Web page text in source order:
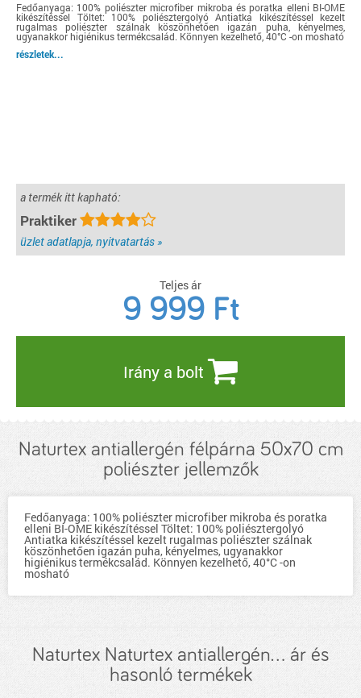
Fedőanyaga: 100% poliészter microfiber mikroba és poratka elleni BI-OME
kikészítéssel Töltet: 100% poliésztergolyó Antiatka kikészítéssel kezelt
rugalmas poliészter szálnak köszönhetően igazán puha, kényelmes,
ugyanakkor higiénikus termékcsalád. Könnyen kezelhető, 40°C -on mosható
részletek...
a termék itt kapható:
Praktiker
üzlet adatlapja, nyitvatartás »
Teljes ár
9 999 Ft
Irány a bolt
Naturtex antiallergén félpárna 50x70 cm
poliészter jellemzők
Fedőanyaga: 100% poliészter microfiber mikroba és poratka
elleni BI-OME kikészítéssel Töltet: 100% poliésztergolyó
Antiatka kikészítéssel kezelt rugalmas poliészter szálnak
köszönhetően igazán puha, kényelmes, ugyanakkor
higiénikus termékcsalád. Könnyen kezelhető, 40°C -on
mosható
Naturtex Naturtex antiallergén... ár és
hasonló termékek